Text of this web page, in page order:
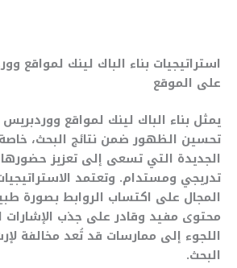
استراتيجيات بناء الباك لينك لمواقع
على الموقع
يمثل بناء الباك لينك لمواقع
تحسين الظهور ضمن نتائج البحث، خاصة
الجديدة التي تسعى إلى تعزيز
تدريجي ومستدام. وتعتمد
المجال على اكتساب الروابط بصورة
محتوى مفيد وقادر على جذب الإشارات
اللجوء إلى ممارسات قد تُعد مخالفة
البحث.